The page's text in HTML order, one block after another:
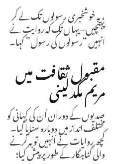
، یہ خوشخبری رسولوں تک لے کر
پہنچیں—یہاں تک کہ روایت نے
انہیں “رسولوں کی رسول” کہا۔
مقبول ثقافت میں
مریم مگدلینی
صدیوں کے دوران اُن کی کہانی کو
مختلف انداز میں دوبارہ سنایا گیا۔
کچھ روایات نے اُنہیں توبہ کرنے
والی گناہگار کے طور پر پیش کیا؛